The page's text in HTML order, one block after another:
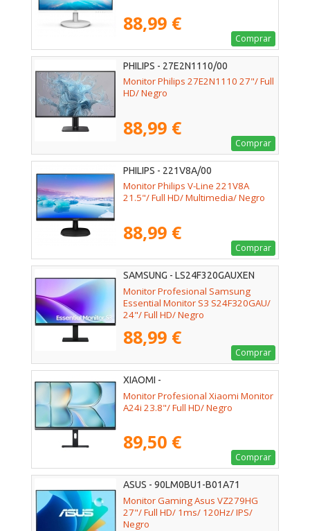
88,99 €
Comprar
PHILIPS - 27E2N1110/00
Monitor Philips 27E2N1110 27"/ Full
HD/ Negro
88,99 €
Comprar
PHILIPS - 221V8A/00
Monitor Philips V-Line 221V8A
21.5"/ Full HD/ Multimedia/ Negro
88,99 €
Comprar
SAMSUNG - LS24F320GAUXEN
Monitor Profesional Samsung
Essential Monitor S3 S24F320GAU/
24"/ Full HD/ Negro
88,99 €
Comprar
XIAOMI -
Monitor Profesional Xiaomi Monitor
A24i 23.8"/ Full HD/ Negro
89,50 €
Comprar
ASUS - 90LM0BU1-B01A71
Monitor Gaming Asus VZ279HG
27"/ Full HD/ 1ms/ 120Hz/ IPS/
Negro